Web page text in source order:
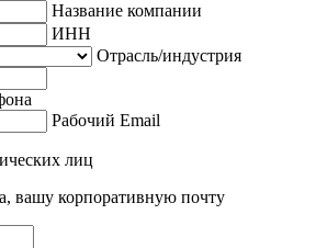
Название компании
ИНН
Отрасль/индустрия
Рабочий Email
лиц
вашу корпоративную почту